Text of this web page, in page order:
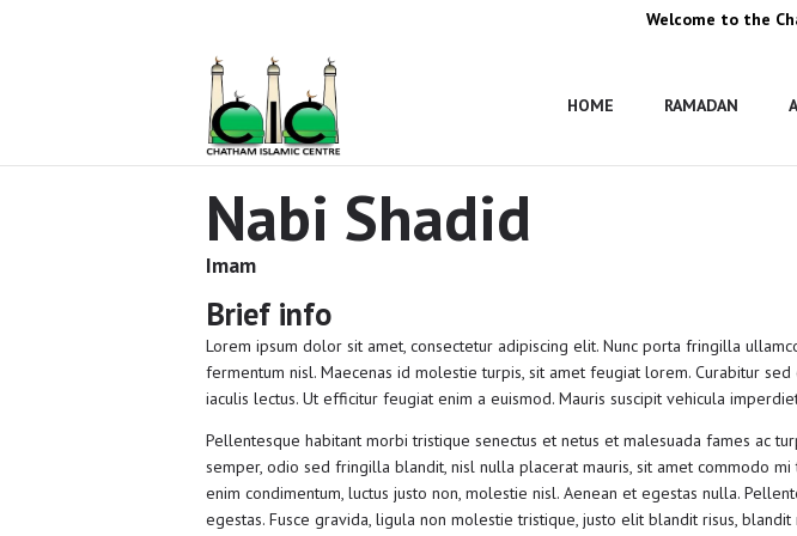
Welcome to the
HOME RAMADAN
Nabi Shadid
Imam
Brief info
Lorem ipsum dolor sit amet, consectetur adipiscing elit. Nunc porta fringilla
fermentum nisl. Maecenas id molestie turpis, sit amet feugiat lorem. Curabitur
iaculis lectus. Ut efficitur feugiat enim a euismod. Mauris suscipit vehicula
Pellentesque habitant morbi tristique senectus et netus et malesuada fames ac
semper, odio sed fringilla blandit, nisl nulla placerat mauris, sit amet commodo
enim condimentum, luctus justo non, molestie nisl. Aenean et egestas nulla.
egestas. Fusce gravida, ligula non molestie tristique, justo elit blandit risus, blandit